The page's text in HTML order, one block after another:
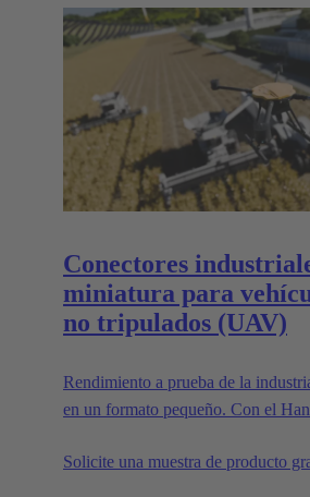
Conectores
miniatura para
no tripulados (UAV)
Rendimiento a prueba de la
en un formato pequeño. Con el
presenta el primer conector
Solicite una muestra de producto